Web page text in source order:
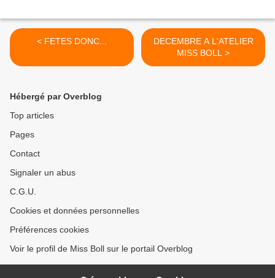
< FETES DONC...
DECEMBRE A L'ATELIER
MISS BOLL >
Hébergé par Overblog
Top articles
Pages
Contact
Signaler un abus
C.G.U.
Cookies et données personnelles
Préférences cookies
Voir le profil de Miss Boll sur le portail Overblog